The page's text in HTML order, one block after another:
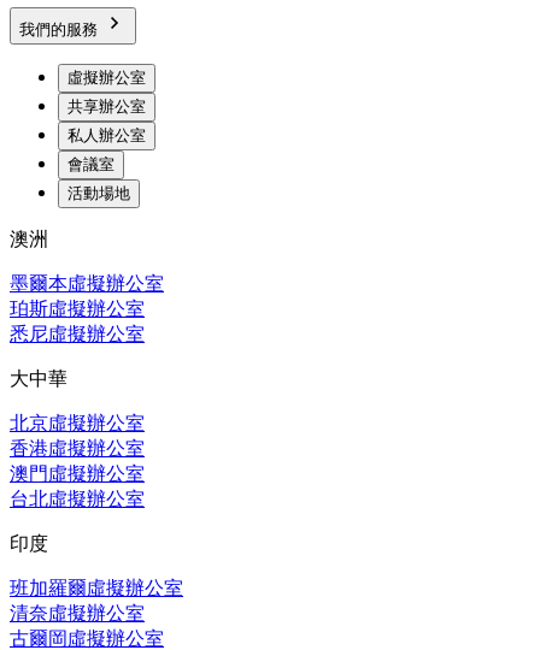
我們的服務
虛擬辦公室
共享辦公室
私人辦公室
會議室
活動場地
澳洲
墨爾本虛擬辦公室
珀斯虛擬辦公室
悉尼虛擬辦公室
大中華
北京虛擬辦公室
香港虛擬辦公室
澳門虛擬辦公室
台北虛擬辦公室
印度
班加羅爾虛擬辦公室
清奈虛擬辦公室
古爾岡虛擬辦公室